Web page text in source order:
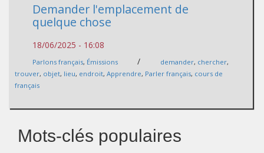
Demander l'emplacement de
quelque chose
18/06/2025 - 16:08
Parlons français, Émissions / demander, chercher,
trouver, objet, lieu, endroit, Apprendre, Parler français, cours de
français
Mots-clés populaires